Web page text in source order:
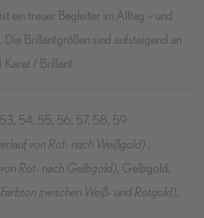
ein treuer Begleiter im Alltag – und
Die Brillantgrößen sind aufsteigend an
Karat / Brillant.
54, 55, 56, 57, 58, 59
von Rot- nach Weißgold) ,
Rot- nach Gelbgold), Gelbgold,
zwischen Weiß- und Rotgold),